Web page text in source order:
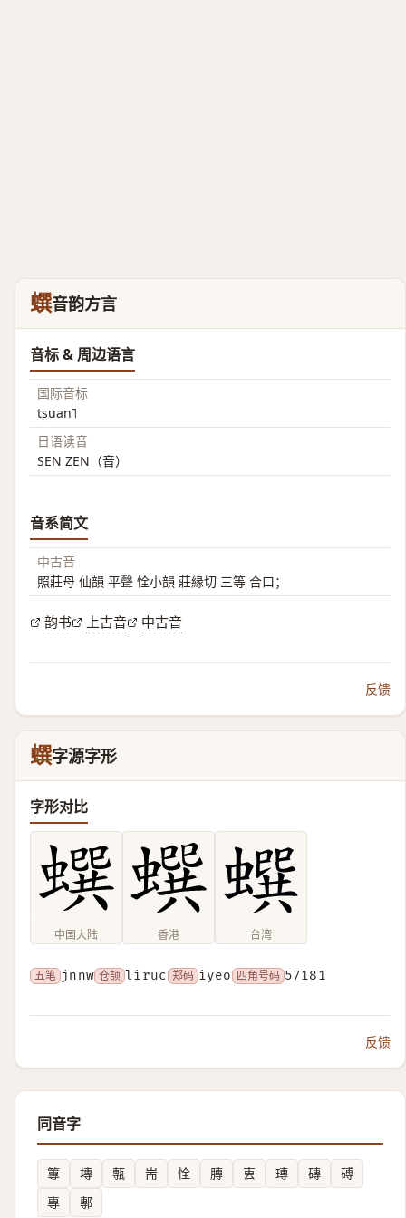
蟤音韵方言
音标 & 周边语言
国际音标
tʂuan˥
日语读音
SEN ZEN（音）
音系简文
中古音
照莊母 仙韻 平聲 恮小韻 莊縁切 三等 合口；
韵书 上古音 中古音
反馈
蟤字源字形
字形对比
中国大陆 香港 台湾
五笔 jnnw 仓颉 liruc 郑码 iyeo 四角号码 57181
反馈
同音字
篿 塼 甎 耑 恮 膞 叀 瑼 磚
磗
專
鄟